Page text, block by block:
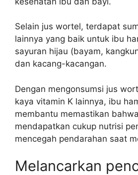
Selain jus wortel, terdapat
lainnya yang baik untuk ibu
sayuran hijau (bayam,
dan kacang-kacangan.
Dengan mengonsumsi jus
kaya vitamin K lainnya, ibu
membantu memastikan
mendapatkan cukup nutrisi
mencegah pendarahan saat
Melancarkan